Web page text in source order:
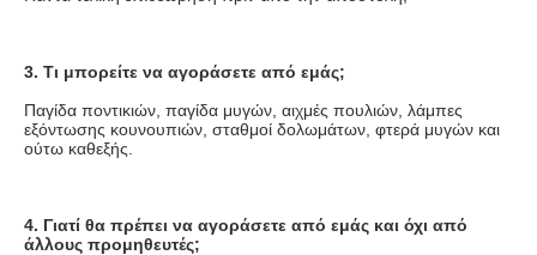
3. Τι μπορείτε να αγοράσετε από εμάς;
Παγίδα ποντικιών, παγίδα μυγών, αιχμές πουλιών, λάμπες
εξόντωσης κουνουπιών, σταθμοί δολωμάτων, φτερά μυγών και
ούτω καθεξής.
4. Γιατί θα πρέπει να αγοράσετε από εμάς και όχι από
άλλους προμηθευτές;